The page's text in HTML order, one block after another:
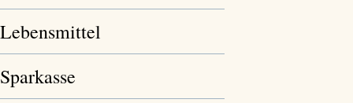
Lebensmittel
Sparkasse